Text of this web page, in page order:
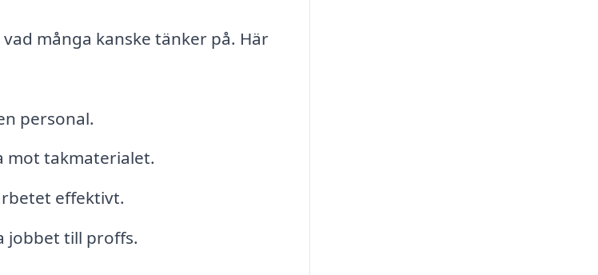
många kanske tänker på. Här
personal.
mot takmaterialet.
effektivt.
jobbet till proffs.